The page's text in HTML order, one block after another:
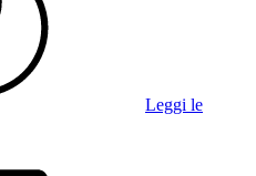
Leggi le